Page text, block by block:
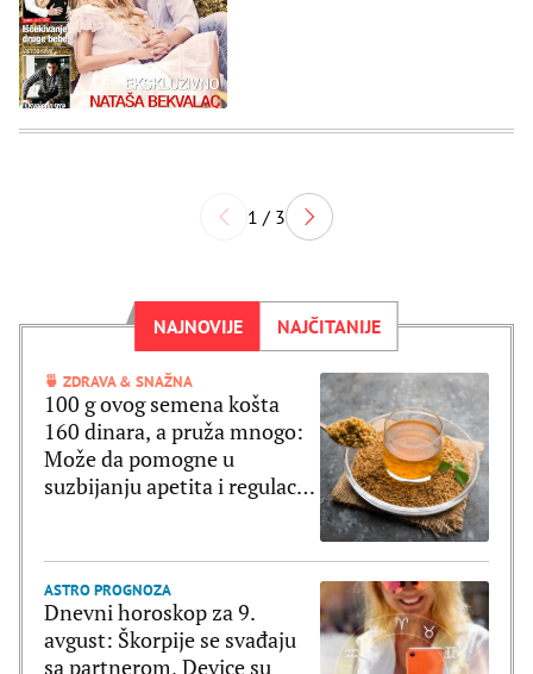
1 / 3
NAJNOVIJE NAJČITANIJE
🍵 ZDRAVA & SNAŽNA
100 g ovog semena košta
160 dinara, a pruža mnogo:
Može da pomogne u
suzbijanju apetita i regulaciji
ASTRO PROGNOZA
Dnevni horoskop za 9.
avgust: Škorpije se svađaju
sa partnerom, Device su